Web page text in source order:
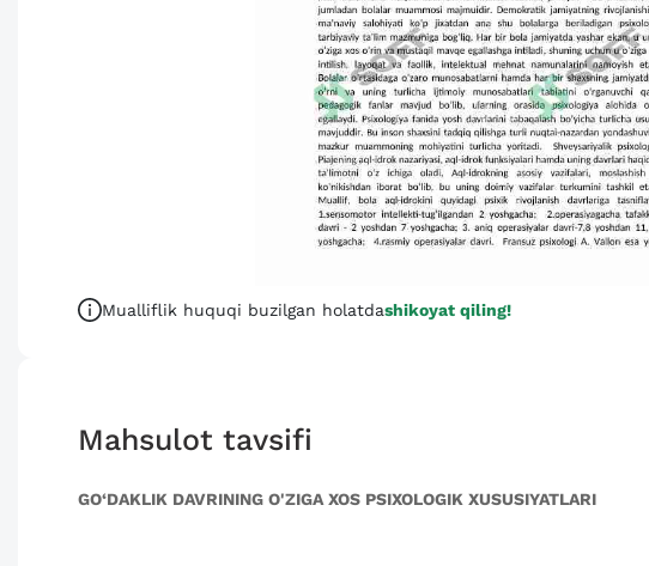
Mualliflik huquqi buzilgan holatdashikoyat qiling!
Mahsulot tavsifi
GO‘DAKLIK DAVRINING O'ZIGA XOS PSIXOLOGIK XUSUSIYATLARI